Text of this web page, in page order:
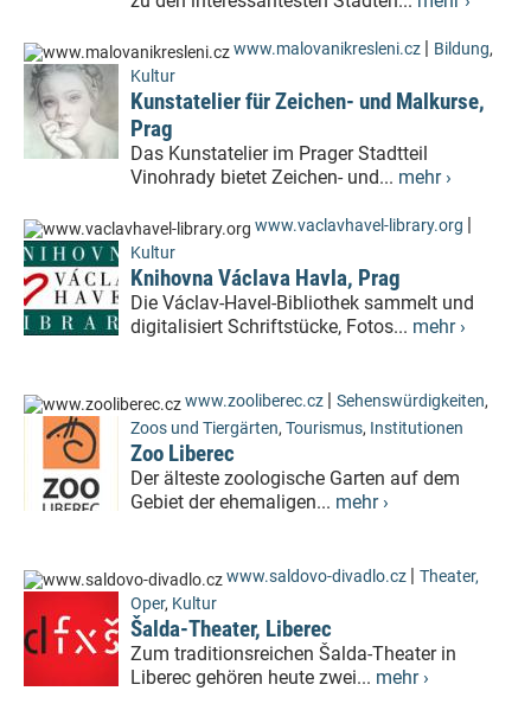
www.malovanikresleni.cz | Bildung,
Kultur
Kunstatelier für Zeichen- und Malkurse,
Prag
Das Kunstatelier im Prager Stadtteil
Vinohrady bietet Zeichen- und... mehr ›
www.vaclavhavel-library.org |
Kultur
Knihovna Václava Havla, Prag
Die Václav-Havel-Bibliothek sammelt und
digitalisiert Schriftstücke, Fotos... mehr ›
www.zooliberec.cz | Sehenswürdigkeiten,
Zoos und Tiergärten, Tourismus, Institutionen
Zoo Liberec
Der älteste zoologische Garten auf dem
Gebiet der ehemaligen... mehr ›
www.saldovo-divadlo.cz | Theater,
Oper, Kultur
Šalda-Theater, Liberec
Zum traditionsreichen Šalda-Theater in
Liberec gehören heute zwei... mehr ›